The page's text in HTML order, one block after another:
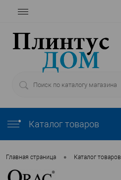
Каталог товаров
Главная страница • Каталог товаров